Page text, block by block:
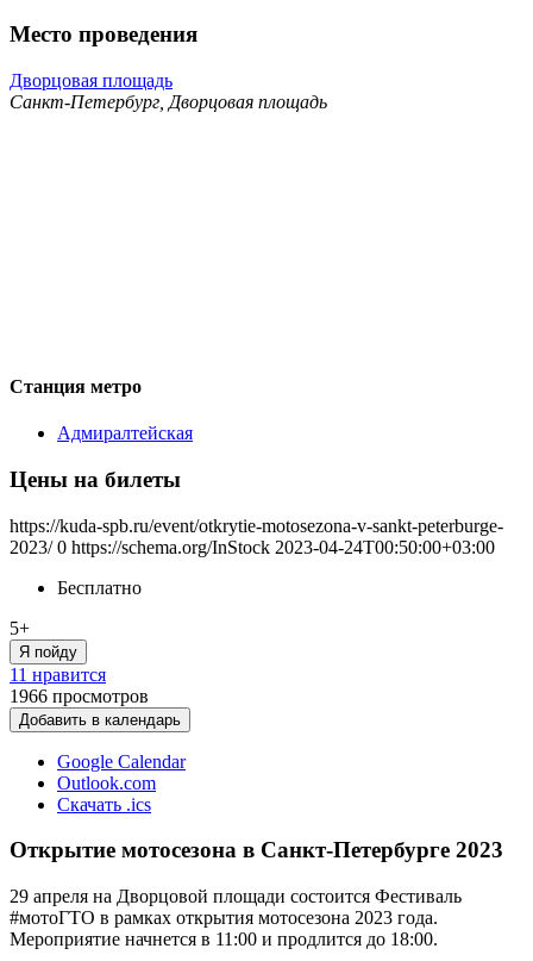
Место проведения
Дворцовая площадь
Санкт-Петербург, Дворцовая площадь
Станция метро
Адмиралтейская
Цены на билеты
https://kuda-spb.ru/event/otkrytie-motosezona-v-sankt-peterburge-
2023/ 0 https://schema.org/InStock 2023-04-24T00:50:00+03:00
Бесплатно
5+
Я пойду
11 нравится
1966 просмотров
Добавить в календарь
Google Calendar
Outlook.com
Скачать .ics
Открытие мотосезона в Санкт-Петербурге 2023
29 апреля на Дворцовой площади состоится Фестиваль
#мотоГТО в рамках открытия мотосезона 2023 года.
Мероприятие начнется в 11:00 и продлится до 18:00.